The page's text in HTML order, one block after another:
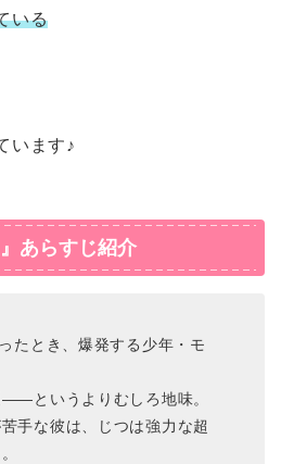
いる
います♪
あらすじ紹介
たとき、爆発する少年・モ
というよりむしろ地味。
手な彼は、じつは強力な超